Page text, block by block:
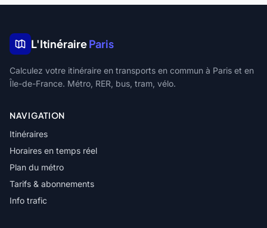
L'ItinéraireParis
Calculez votre itinéraire en transports en commun à Paris et en
Île-de-France. Métro, RER, bus, tram, vélo.
NAVIGATION
Itinéraires
Horaires en temps réel
Plan du métro
Tarifs & abonnements
Info trafic